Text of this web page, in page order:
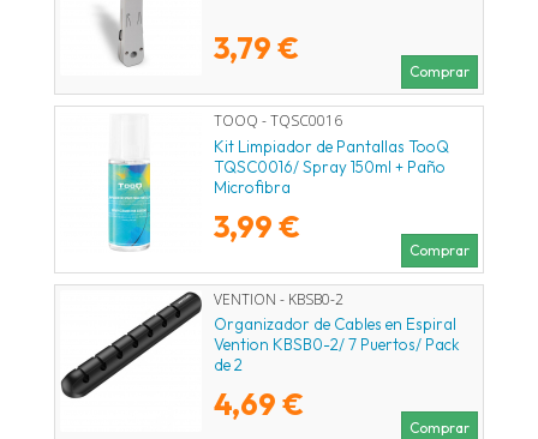
3,79 €
Comprar
TOOQ - TQSC0016
Kit Limpiador de Pantallas TooQ
TQSC0016/ Spray 150ml + Paño
Microfibra
3,99 €
Comprar
VENTION - KBSB0-2
Organizador de Cables en Espiral
Vention KBSB0-2/ 7 Puertos/ Pack
de 2
4,69 €
Comprar